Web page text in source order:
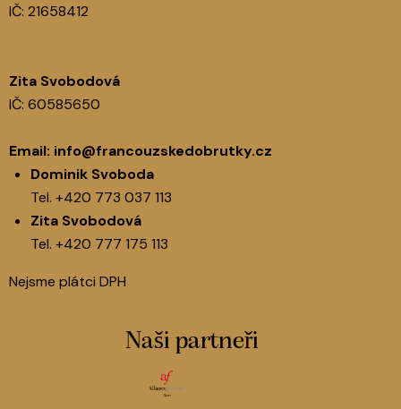
IČ: 21658412
Zita Svobodová
IČ: 60585650
Email: info@francouzskedobrutky.cz
Dominik Svoboda
Tel. +420 773 037 113
Zita Svobodová
Tel. +420 777 175 113
Nejsme plátci DPH
Naši partneři